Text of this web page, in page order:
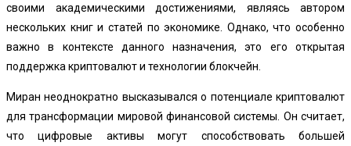
своими академическими достижениями, являясь автором
нескольких книг и статей по экономике. Однако, что особенно
важно в контексте данного назначения, это его открытая
поддержка криптовалют и технологии блокчейн.
Миран неоднократно высказывался о потенциале криптовалют
для трансформации мировой финансовой системы. Он считает,
что цифровые активы могут способствовать большей